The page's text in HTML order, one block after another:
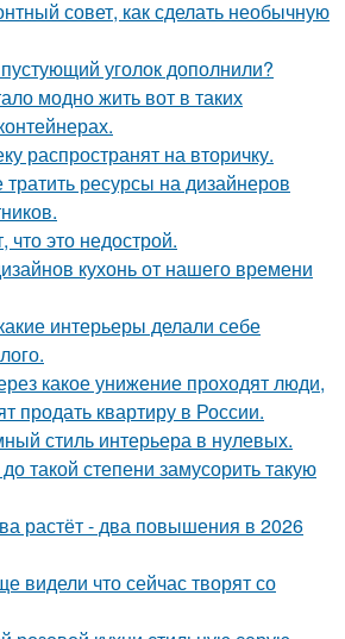
совет, как сделать необычную
уголок дополнили?
модно жить вот в таких
распространят на вторичку.
ресурсы на дизайнеров
это недострой.
кухонь от нашего времени
интерьеры делали себе
какое унижение проходят люди,
продать квартиру в России.
стиль интерьера в нулевых.
такой степени замусорить такую
растёт - два повышения в 2026
видели что сейчас творят со